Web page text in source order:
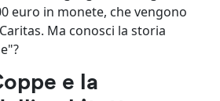
euro in monete, che vengono
Ma conosci la storia
e la